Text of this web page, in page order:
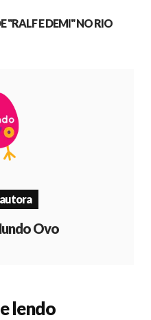
"RALF E DEMI" NO RIO
Ovo
lendo